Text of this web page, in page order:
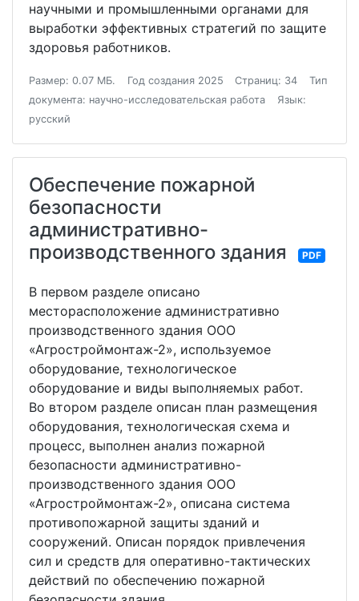
научными и промышленными органами для
выработки эффективных стратегий по защите
здоровья работников.
Размер: 0.07 МБ. Год создания 2025 Страниц: 34
Тип
документа: научно-исследовательская работа
Язык:
русский
Обеспечение пожарной
безопасности
административно-
производственного здания
PDF
В первом разделе описано
месторасположение административно
производственного здания ООО
«Агростроймонтаж-2», используемое
оборудование, технологическое
оборудование и виды выполняемых работ.
Во втором разделе описан план размещения
оборудования, технологическая схема и
процесс, выполнен анализ пожарной
безопасности административно-
производственного здания ООО
«Агростроймонтаж-2», описана система
противопожарной защиты зданий и
сооружений. Описан порядок привлечения
сил и средств для оперативно-тактических
действий по обеспечению пожарной